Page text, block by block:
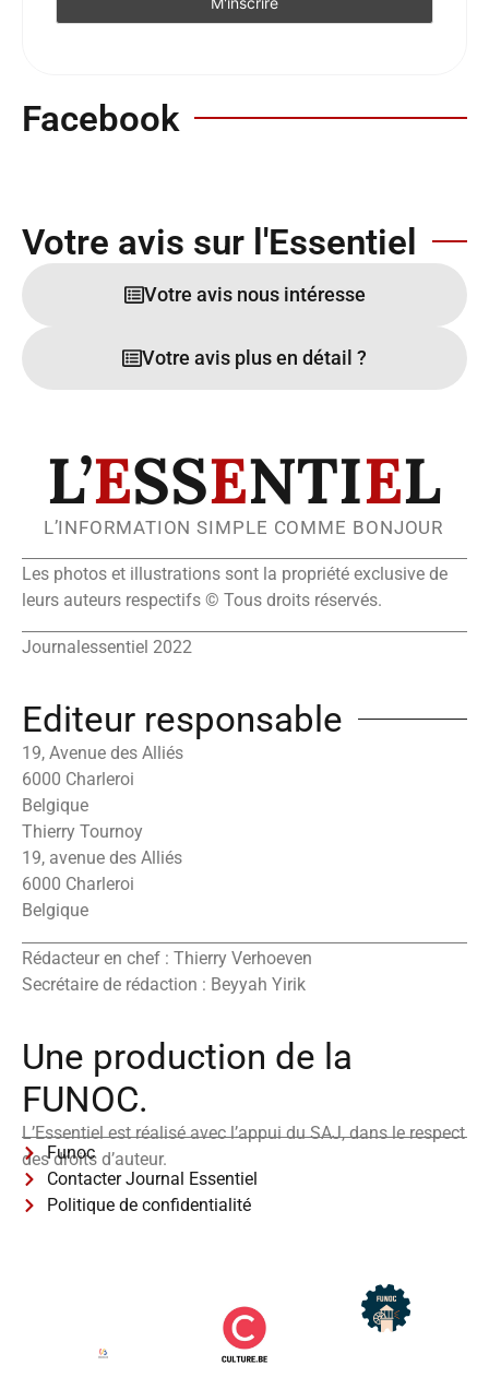
Facebook
Votre avis sur l'Essentiel
Votre avis nous intéresse
Votre avis plus en détail ?
L’ESSENTIEL
L’INFORMATION SIMPLE COMME BONJOUR
Les photos et illustrations sont la propriété exclusive de
leurs auteurs respectifs © Tous droits réservés.
Journalessentiel 2022
Editeur responsable
19, Avenue des Alliés
6000 Charleroi
Belgique
Thierry Tournoy
19, avenue des Alliés
6000 Charleroi
Belgique
Rédacteur en chef : Thierry Verhoeven
Secrétaire de rédaction : Beyyah Yirik
Une production de la
FUNOC.
L’Essentiel est réalisé avec l’appui du SAJ, dans le respect
des droits d’auteur.
Funoc
Contacter Journal Essentiel
Politique de confidentialité